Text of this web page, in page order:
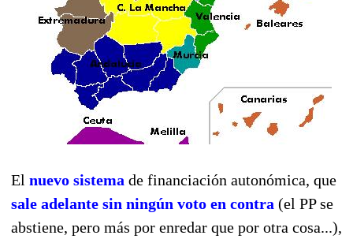
El nuevo sistema de financiación autonómica, que
sale adelante sin ningún voto en contra (el PP se
abstiene, pero más por enredar que por otra cosa...),